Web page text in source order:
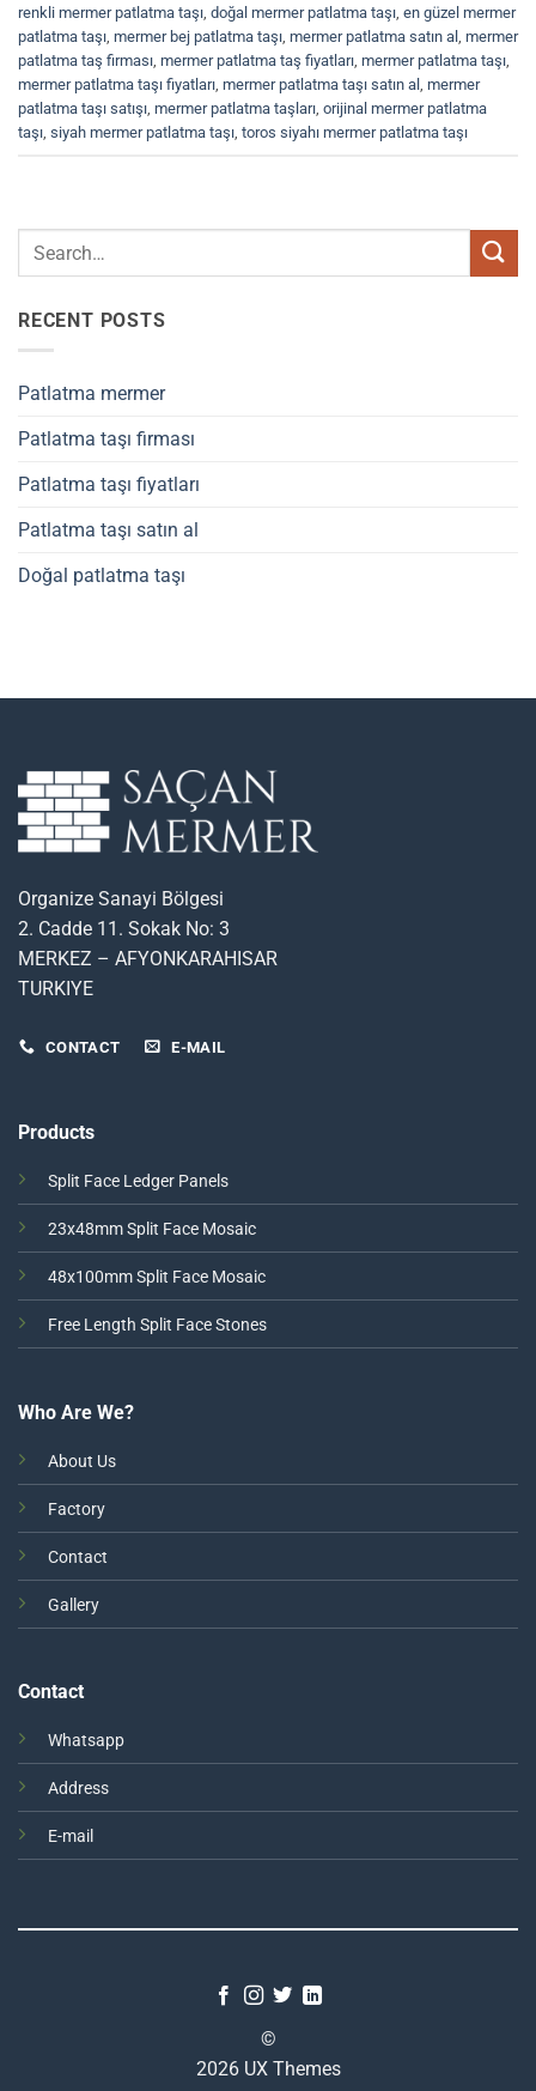
renkli mermer patlatma taşı, doğal mermer patlatma taşı, en güzel mermer
patlatma taşı, mermer bej patlatma taşı, mermer patlatma satın al , mermer
patlatma taş firması, mermer patlatma taş fiyatları, mermer patlatma taşı,
mermer patlatma taşı fiyatları, mermer patlatma taşı satın al , mermer
patlatma taşı satışı, mermer patlatma taşları, orijinal mermer patlatma
taşı, siyah mermer patlatma taşı, toros siyahı mermer patlatma taşı
RECENT POSTS
Patlatma mermer
Patlatma taşı firması
Patlatma taşı fiyatları
Patlatma taşı satın al
Doğal patlatma taşı
Organize Sanayi Bölgesi
2. Cadde 11. Sokak No: 3
MERKEZ – AFYONKARAHISAR
TURKIYE
CONTACT E-MAIL
Products
Split Face Ledger Panels
23x48mm Split Face Mosaic
48x100mm Split Face Mosaic
Free Length Split Face Stones
Who Are We?
About Us
Factory
Contact
Gallery
Contact
Whatsapp
Address
E-mail
©
2026 UX Themes